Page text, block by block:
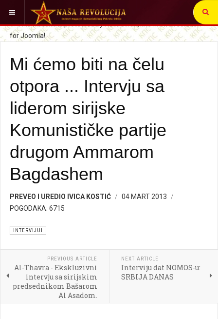
VI STE OVDE: SRBIJA I SVET INTERVIJUI
Mi ćemo biti na čelu
otpora ... Intervju sa
liderom sirijske
Komunističke partije
drugom Ammarom
Bagdashem
PREVEO I UREDIO IVICA KOSTIĆ
04 MART 2013
POGODAKA: 6715
INTERVIJUI
PREVIOUS ARTICLE
Al-Thavra - Ekskluzivni
intervju sa sirijskim
predsednikom Bašarom
Al Asadom.
NEXT ARTICLE
Interviju dat NOMOS-u:
SRBIJA DANAS